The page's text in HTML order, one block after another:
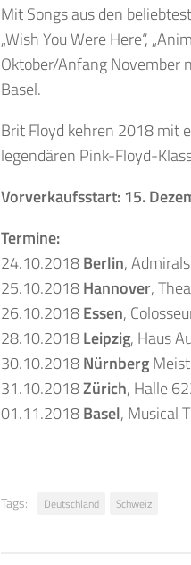
Mit Songs aus den
„Wish You Were Here“,
Oktober/Anfang November
Basel.
Brit Floyd kehren 2018 mit
legendären Pink-Floyd-
Vorverkaufsstart: 15.
Termine:
24.10.2018Berlin,
25.10.2018Hannover,
26.10.2018Essen,
28.10.2018Leipzig, Haus
30.10.2018Nürnberg
31.10.2018Zürich, Halle
01.11.2018Basel, Musical
Tags: Deutschland Schweiz